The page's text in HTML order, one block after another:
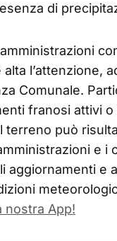
di
alta l’attenzione,
Comunale.
franosi attivi
terreno può
e i
aggiornamenti e
nostra App!